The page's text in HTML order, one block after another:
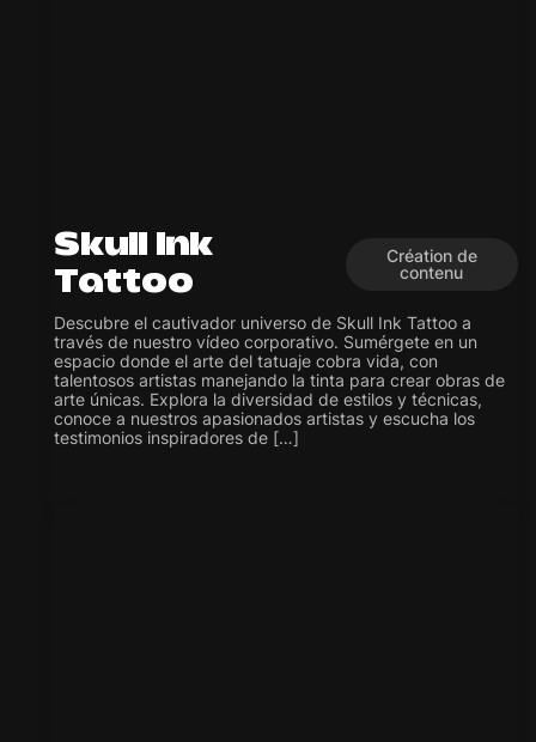
Skull Ink
Tattoo
Création de
contenu
Descubre el cautivador universo de Skull Ink Tattoo a
través de nuestro vídeo corporativo. Sumérgete en un
espacio donde el arte del tatuaje cobra vida, con
talentosos artistas manejando la tinta para crear obras de
arte únicas. Explora la diversidad de estilos y técnicas,
conoce a nuestros apasionados artistas y escucha los
testimonios inspiradores de […]